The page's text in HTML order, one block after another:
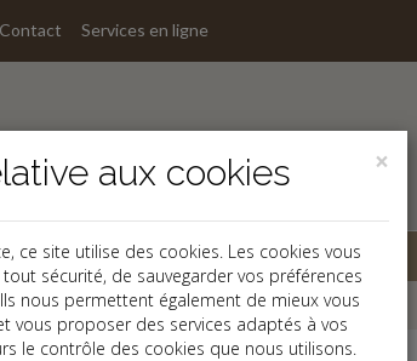
Contact Services en ligne
×
aux cookies
ce site utilise des cookies. Les cookies vous
sécurité, de sauvegarder vos préférences
nous permettent également de mieux vous
vous proposer des services adaptés à vos
le contrôle des cookies que nous utilisons.